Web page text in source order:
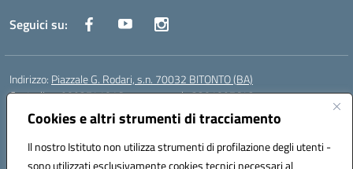
Cookies e altri strumenti di tracciamento
Il nostro Istituto non utilizza strumenti di profilazione degli utenti -
sono utilizzati esclusivamente cookies tecnici necessari al
Seguici su:
Indirizzo: Piazzale G. Rodari, s.n. 70032 BITONTO (BA)
Centralino:0803741816 - corso serale 3381807642
Email: BATD220004@istruzione.it
Posta elettronica certificata (PEC):batd220004@pec.istruzione.it